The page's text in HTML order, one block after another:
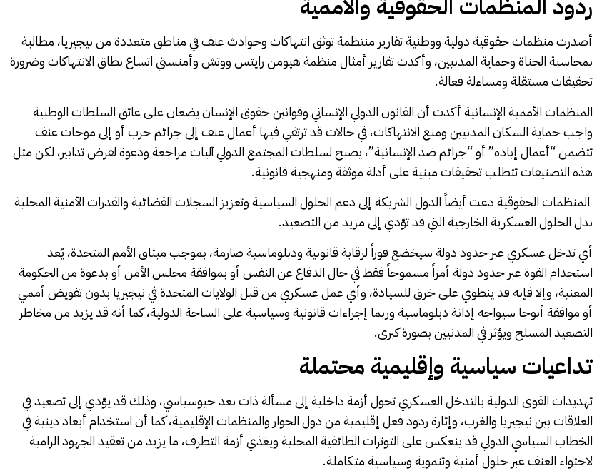
أصدرت منظمات حقوقية دولية ووطنية تقارير منتظمة توثق انتهاكات وحوادث عنف في مناطق متعددة من نيجيريا، مطالبة
بمحاسبة الجناة وحماية المدنيين، وأكدت تقارير أمثال منظمة هيومن رايتس ووتش وأمنستي اتساع نطاق الانتهاكات وضرورة
تحقيقات مستقلة ومساءلة فعالة.
المنظمات الأممية الإنسانية أكدت أن القانون الدولي الإنساني وقوانين حقوق الإنسان يضعان على عاتق السلطات الوطنية
واجب حماية السكان المدنيين ومنع الانتهاكات، في حالات قد ترتقي فيها أعمال عنف إلى جرائم حرب أو إلى موجات عنف
تتضمن “أعمال إبادة” أو “جرائم ضد الإنسانية”، يصبح لسلطات المجتمع الدولي آليات مراجعة ودعوة لفرض تدابير، لكن مثل
هذه التصنيفات تتطلب تحقيقات مبنية على أدلة موثقة ومنهجية قانونية.
المنظمات الحقوقية دعت أيضاً الدول الشريكة إلى دعم الحلول السياسية وتعزيز السجلات القضائية والقدرات الأمنية المحلية
بدل الحلول العسكرية الخارجية التي قد تؤدي إلى مزيد من التصعيد.
أي تدخل عسكري عبر حدود دولة سيخضع فوراً لرقابة قانونية ودبلوماسية صارمة، بموجب ميثاق الأمم المتحدة، يُعد
استخدام القوة عبر حدود دولة أمراً مسموحاً فقط في حال الدفاع عن النفس أو بموافقة مجلس الأمن أو بدعوة من الحكومة
المعنية، وإلا فإنه قد ينطوي على خرق للسيادة، وأي عمل عسكري من قبلالولايات المتحدةفي نيجيريا بدون تفويض أممي
أو موافقة أبوجا سيواجه إدانة دبلوماسية وربما إجراءات قانونية وسياسية على الساحة الدولية، كما أنه قد يزيد من مخاطر
التصعيد المسلح ويؤثر في المدنيين بصورة كبرى.
تداعيات سياسية وإقليمية محتملة
تهديدات القوى الدولية بالتدخل العسكري تحول أزمة داخلية إلى مسألة ذات بعد جيوسياسي، وذلك قد يؤدي إلى تصعيد في
العلاقات بين نيجيريا والغرب، وإثارة ردود فعل إقليمية من دول الجوار والمنظمات الإقليمية، كما أن استخدام أبعاد دينية في
الخطاب السياسي الدولي قد ينعكس على التوترات الطائفية المحلية ويغذي أزمة التطرف، ما يزيد من تعقيد الجهود الرامية
لاحتواء العنف عبر حلول أمنية وتنموية وسياسية متكاملة.